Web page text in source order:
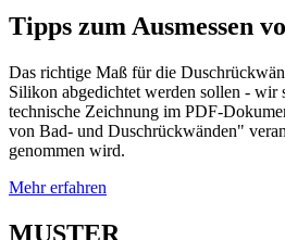
Tipps zum Ausmessen
Das richtige Maß für die
Silikon abgedichtet werden sollen - wir
technische Zeichnung im PDF-
von Bad- und Duschrückwänden"
genommen wird.
Mehr erfahren
MUSTER